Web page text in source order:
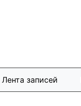
Лента записей